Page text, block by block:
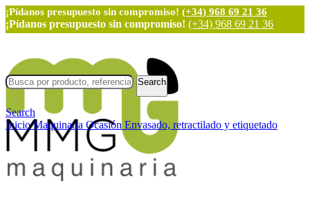
¡Pídanos presupuesto sin compromiso! (+34) 968 69 21 36
¡Pídanos presupuesto sin compromiso! (+34) 968 69 21 36
Search
Search
InicioMaquinaria Ocasión Envasado, retractilado y etiquetado